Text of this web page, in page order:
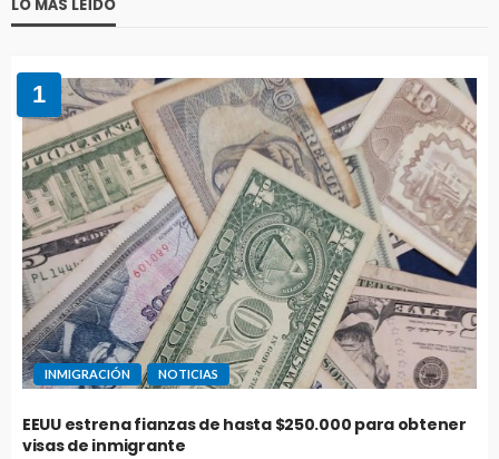
LO MÁS LEÍDO
1
INMIGRACIÓN NOTICIAS
EEUU estrena fianzas de hasta $250.000 para obtener
visas de inmigrante